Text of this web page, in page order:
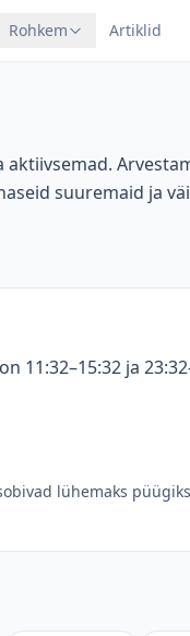
Rohkem Artiklid
suuremaid ja
11:32–15:32 ja
lühemaks